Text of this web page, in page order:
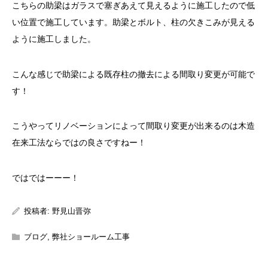
こちらの助梁はガラスで塞ぎあえて見えるように施工したので低
い位置で施工しています。助梁とボルト、柱の欠きこみが見える
ように施工しました。
こんな感じで助梁による既存柱の撤去による間取り変更が可能で
す！
こうやってリノベーションによって間取り変更が出来るのは木造
在来工法ならではの良さですねー！
ではではーーー！
投稿者: 野見山晋弥
ブログ, 弊社ショールーム工事